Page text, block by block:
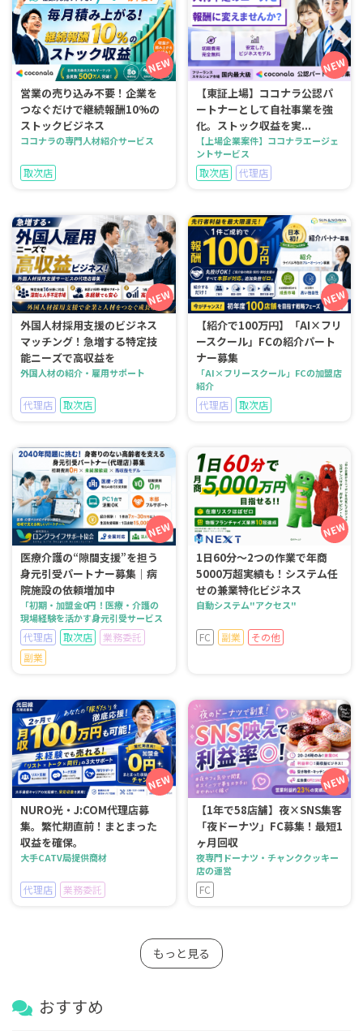
営業の売り込み不要！企業を
つなぐだけで継続報酬10%の
ストックビジネス
ココナラの専門人材紹介サービス
取次店
【東証上場】ココナラ公認パ
ートナーとして自社事業を強
化。ストック収益を実...
【上場企業案件】ココナラエージェ
ントサービス
取次店 代理店
外国人材採用支援のビジネス
マッチング！急増する特定技
能ニーズで高収益を
外国人材の紹介・雇用サポート
代理店 取次店
【紹介で100万円】「AI×フリ
ースクール」FCの紹介パート
ナー募集
「AI×フリースクール」FCの加盟店
紹介
代理店 取次店
医療介護の“隙間支援”を担う
身元引受パートナー募集｜病
院施設の依頼増加中
「初期・加盟金0円！医療・介護の
現場経験を活かす身元引受サービス
代理店 取次店
業務委託
副業
1日60分～2つの作業で年商
5000万超実績も！システム任
せの兼業特化ビジネス
自動システム"アクセス"
FC 副業 その他
NURO光・J:COM代理店募
集。繁忙期直前！まとまった
収益を確保。
大手CATV局提供商材
代理店 業務委託
【1年で58店舗】夜×SNS集客
「夜ドーナツ」FC募集！最短1
ヶ月回収
夜専門ドーナツ・チャンククッキー
店の運営
FC
もっと見る
おすすめ